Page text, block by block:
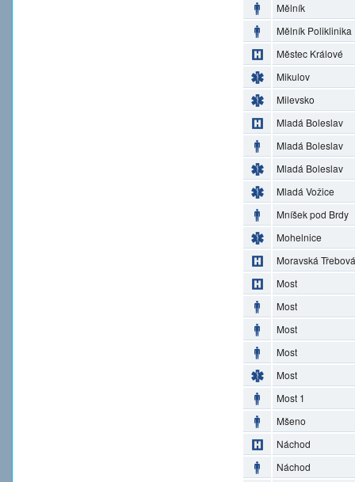
Mělník
Mělník Poliklinika
Městec Králové
Mikulov
Milevsko
Mladá Boleslav
Mladá Boleslav
Mladá Boleslav
Mladá Vožice
Mníšek pod Brdy
Mohelnice
Moravská Třebová
Most
Most
Most
Most
Most
Most 1
Mšeno
Náchod
Náchod